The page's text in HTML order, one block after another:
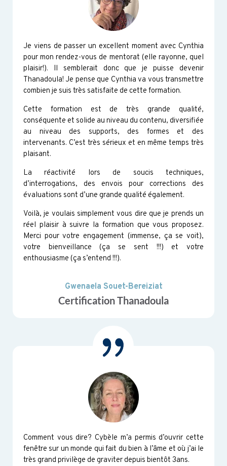
Je viens de passer un excellent moment avec Cynthia
pour mon rendez-vous de mentorat (elle rayonne, quel
plaisir!). Il semblerait donc que je puisse devenir
Thanadoula! Je pense que Cynthia va vous transmettre
combien je suis très satisfaite de cette formation.
Cette formation est de très grande qualité,
conséquente et solide au niveau du contenu, diversifiée
au niveau des supports, des formes et des
intervenants. C’est très sérieux et en même temps très
plaisant.
La réactivité lors de soucis techniques,
d’interrogations, des envois pour corrections des
évaluations sont d’une grande qualité également.
Voilà, je voulais simplement vous dire que je prends un
réel plaisir à suivre la formation que vous proposez.
Merci pour votre engagement (immense, ça se voit),
votre bienveillance (ça se sent !!!) et votre
enthousiasme (ça s’entend !!!).
Gwenaela Souet-Bereiziat
Certification Thanadoula
Comment vous dire? Cybèle m’a permis d’ouvrir cette
fenêtre sur un monde qui fait du bien à l’âme et où j’ai le
très grand privilège de graviter depuis bientôt 3ans.